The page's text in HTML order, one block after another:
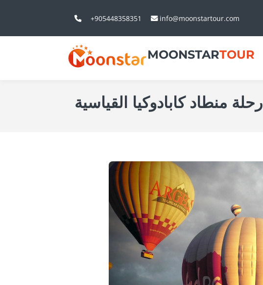
+905448358351 info@moonstartour.com
MOONSTARTOUR
رحلة منطاد كابادوكيا القياسية